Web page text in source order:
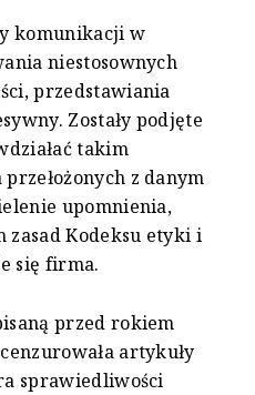
komunikacji w
niestosownych
przedstawiania
Zostały podjęte
takim
z danym
upomnienia,
zasad Kodeksu etyki i
się firma.
przed rokiem
artykuły
sprawiedliwości